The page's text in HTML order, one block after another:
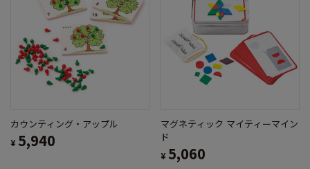
カウンティング・アップル
¥ 5,940
マグネティック マイティーマイン
ド
¥ 5,060